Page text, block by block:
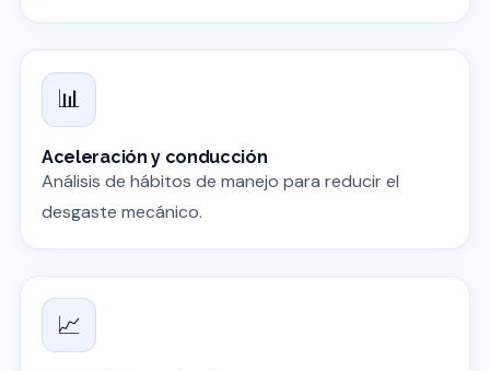
📊
Aceleración y conducción
Análisis de hábitos de manejo para reducir el
desgaste mecánico.
📈